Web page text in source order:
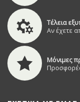
Τέλεια
Αν έχετε
Μόνιμες